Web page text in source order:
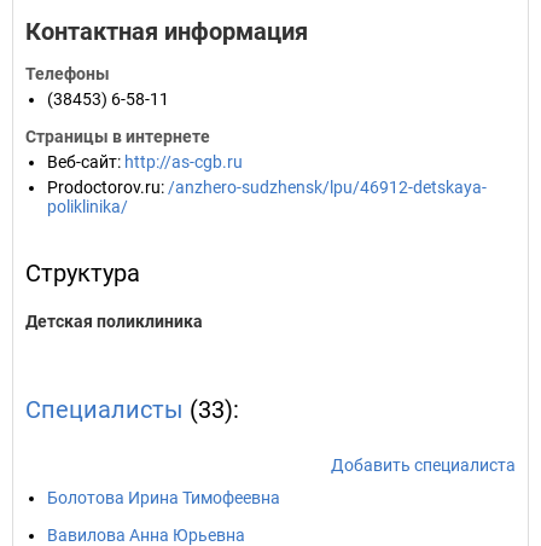
Контактная информация
Телефоны
(38453) 6-58-11
Страницы в интернете
Веб-сайт: http://as-cgb.ru
Prodoctorov.ru: /anzhero-sudzhensk/lpu/46912-detskaya-
poliklinika/
Структура
Детская поликлиника
Специалисты (33):
Добавить специалиста
Болотова Ирина Тимофеевна
Вавилова Анна Юрьевна